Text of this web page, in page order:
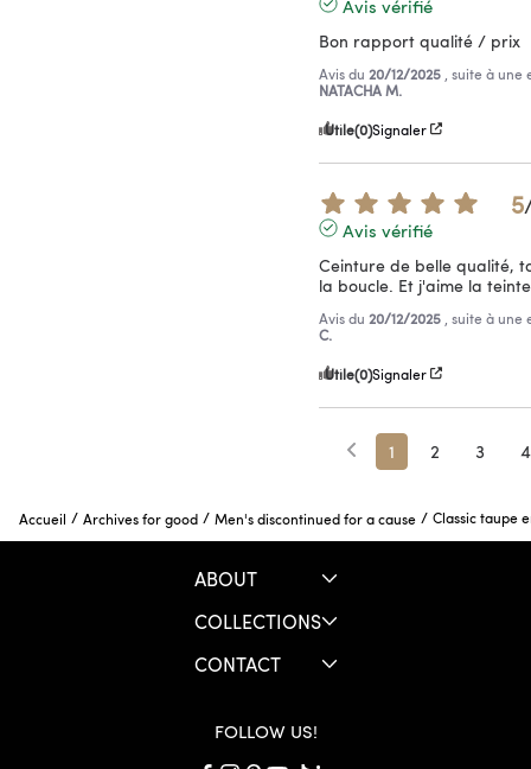
Avis vérifié
Bon rapport qualité / prix
Avis du 20/12/2025 , suite à
NATACHA M.
Utile(0)Signaler
5
Avis vérifié
Ceinture de belle qualité,
la boucle. Et j'aime la
Avis du 20/12/2025 , suite à
C.
Utile(0)Signaler
1 2 3 4
Accueil / Archives for good / Men's discontinued for a cause / Classic taupe
ABOUT
COLLECTIONS
CONTACT
FOLLOW US!